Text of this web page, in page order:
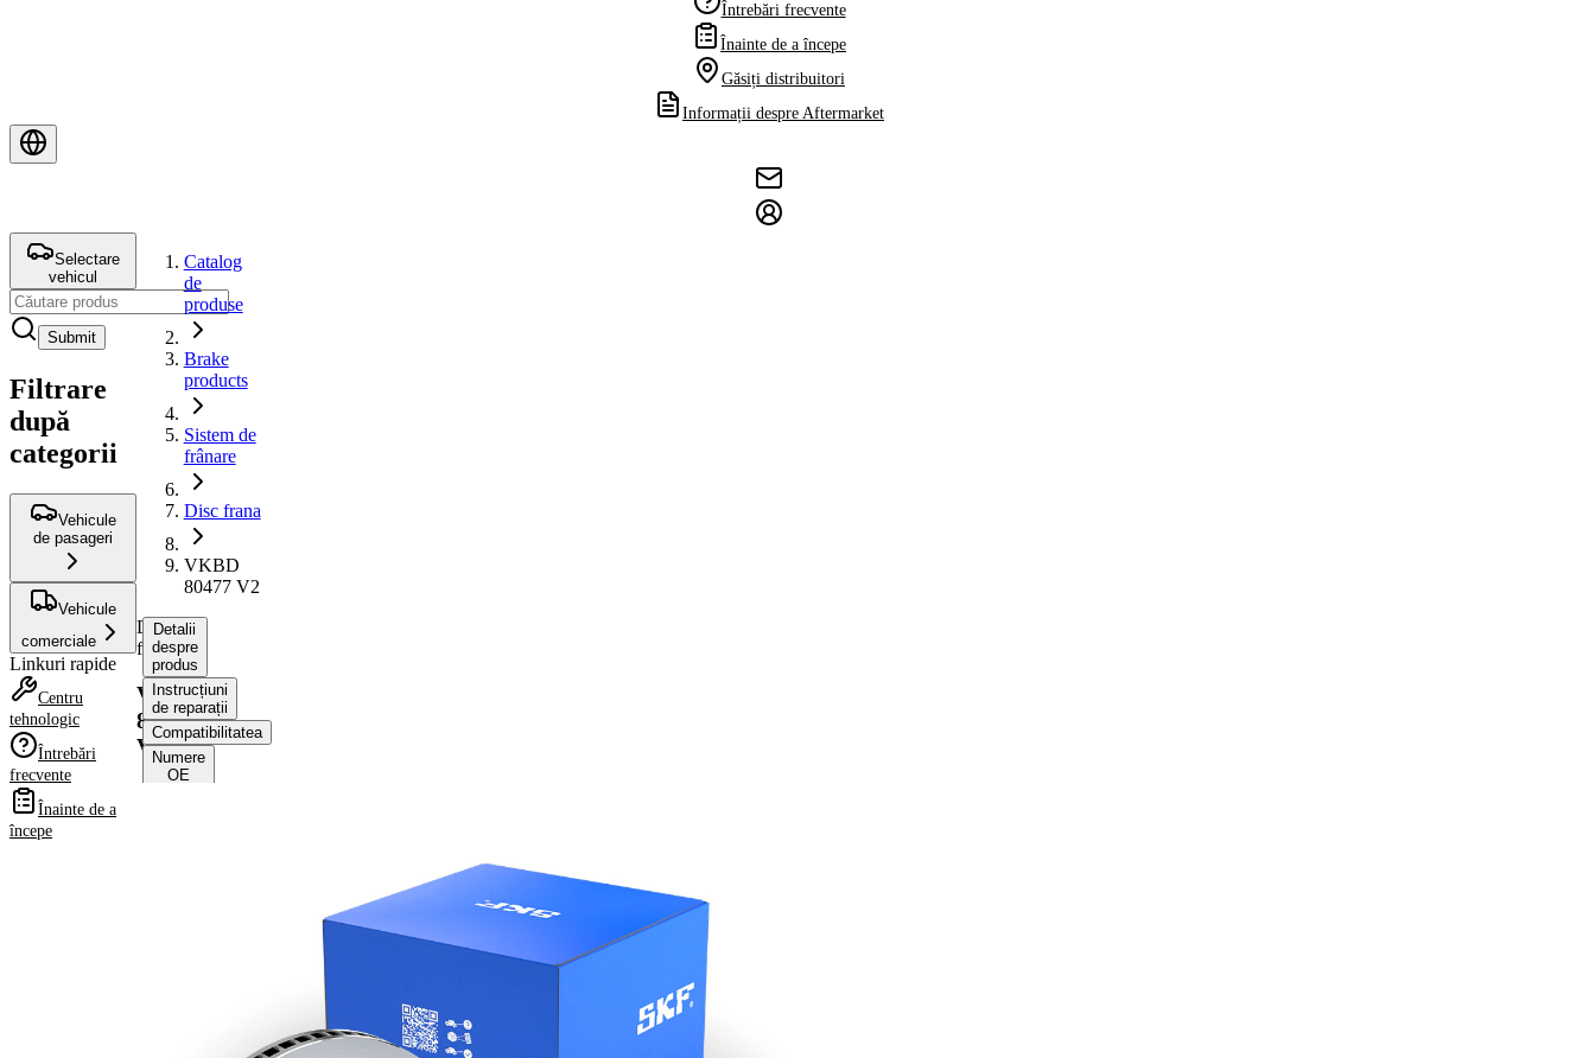
Întrebări frecvente
Înainte de a începe
Găsiți distribuitori
Informații despre Aftermarket
Selectare
vehicul
Submit
Filtrare
după
categorii
Vehicule
de pasageri
Vehicule
comerciale
Linkuri rapide
Centru
tehnologic
Întrebări
frecvente
Înainte de a
începe
Catalog
de
produse
Brake
products
Sistem de
frânare
Disc frana
VKBD
80477 V2
Disc
frana
VKBD
80477
V2
Detalii
despre
produs
Instrucțiuni
de reparații
Compatibilitatea
Numere
OE
26 mm